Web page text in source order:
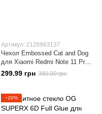
Артикул: 2126983137
Чехол Embossed Cat and Dog
для Xiaomi Redmi Note 11 Pro
Global 4G / 5G книжка кожа PU
299.99 грн 380.00 грн
−20%